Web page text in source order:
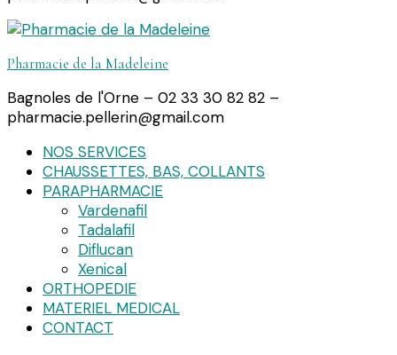
Pharmacie de la Madeleine
Bagnoles de l'Orne – 02 33 30 82 82 –
pharmacie.pellerin@gmail.com
NOS SERVICES
CHAUSSETTES, BAS, COLLANTS
PARAPHARMACIE
Vardenafil
Tadalafil
Diflucan
Xenical
ORTHOPEDIE
MATERIEL MEDICAL
CONTACT